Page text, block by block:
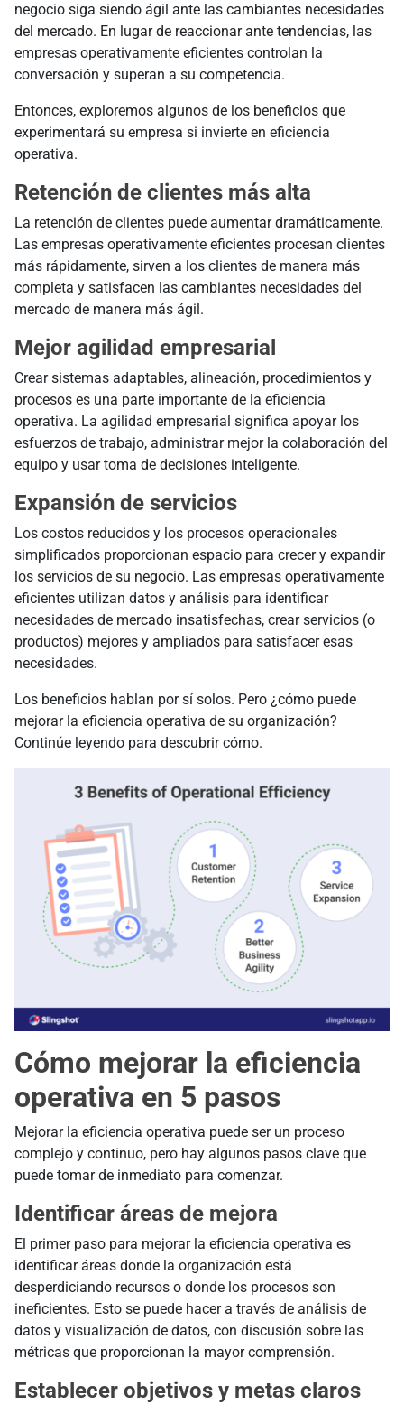
negocio siga siendo ágil ante las cambiantes necesidades
del mercado. En lugar de reaccionar ante tendencias, las
empresas operativamente eficientes controlan la
conversación y superan a su competencia.
Entonces, exploremos algunos de los beneficios que
experimentará su empresa si invierte en eficiencia
operativa.
Retención de clientes más alta
La retención de clientes puede aumentar dramáticamente.
Las empresas operativamente eficientes procesan clientes
más rápidamente, sirven a los clientes de manera más
completa y satisfacen las cambiantes necesidades del
mercado de manera más ágil.
Mejor agilidad empresarial
Crear sistemas adaptables, alineación, procedimientos y
procesos es una parte importante de la eficiencia
operativa. La agilidad empresarial significa apoyar los
esfuerzos de trabajo, administrar mejor la colaboración del
equipo y usar toma de decisiones inteligente.
Expansión de servicios
Los costos reducidos y los procesos operacionales
simplificados proporcionan espacio para crecer y expandir
los servicios de su negocio. Las empresas operativamente
eficientes utilizan datos y análisis para identificar
necesidades de mercado insatisfechas, crear servicios (o
productos) mejores y ampliados para satisfacer esas
necesidades.
Los beneficios hablan por sí solos. Pero ¿cómo puede
mejorar la eficiencia operativa de su organización?
Continúe leyendo para descubrir cómo.
Cómo mejorar la eficiencia
operativa en 5 pasos
Mejorar la eficiencia operativa puede ser un proceso
complejo y continuo, pero hay algunos pasos clave que
puede tomar de inmediato para comenzar.
Identificar áreas de mejora
El primer paso para mejorar la eficiencia operativa es
identificar áreas donde la organización está
desperdiciando recursos o donde los procesos son
ineficientes. Esto se puede hacer a través de análisis de
datos y visualización de datos, con discusión sobre las
métricas que proporcionan la mayor comprensión.
Establecer objetivos y metas claros